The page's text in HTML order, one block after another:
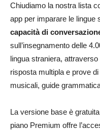
Chiudiamo la nostra lista
app per imparare le lingue
capacità di
sull’insegnamento delle
lingua straniera,
risposta multipla e prove
musicali, guide
La versione base è
piano Premium offre